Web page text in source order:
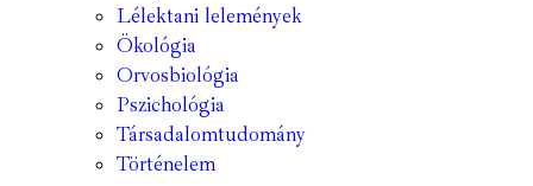
Lélektani lelemények
Ökológia
Orvosbiológia
Pszichológia
Társadalomtudomány
Történelem